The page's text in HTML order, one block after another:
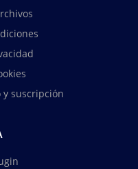
y suscripción